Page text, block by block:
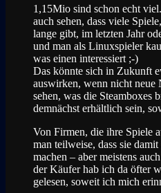
1,15Mio sind schon echt
auch sehen, dass viele
lange gibt, im letzten Jahr
und man als Linuxspieler
was einen interessiert ;-)
Das könnte sich in Zukunft
auswirken, wenn nicht
sehen, was die Steamboxes
demnächst erhältlich sein,
Von Firmen, die ihre Spiele
man teilweise, dass sie
machen – aber meistens
der Käufer hab ich da öfter
gelesen, soweit ich mich